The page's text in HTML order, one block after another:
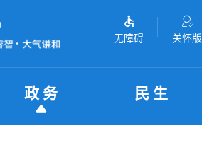
无障碍 关怀版
政务 民生